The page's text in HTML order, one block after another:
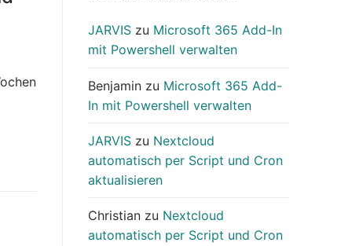
JARVIS zu Microsoft 365 Add-In
mit Powershell verwalten
Benjamin zu Microsoft 365 Add-
In mit Powershell verwalten
JARVIS zu Nextcloud
automatisch per Script und Cron
aktualisieren
Christian zu Nextcloud
automatisch per Script und Cron